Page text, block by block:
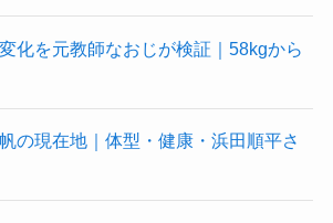
化を元教師なおじが検証｜58kgから
の現在地｜体型・健康・浜田順平さ